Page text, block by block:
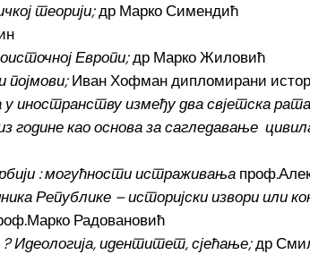
теорији;др Марко Симендић
Европи;др Марко Жиловић
појмови;Иван Хофман дипломирани
иностранству између два свјетска
године као основа за сагледавање
: могућности истраживања
Републике – историјски извори или
Радовановић
Идеологија, идентитет, сјећање;др